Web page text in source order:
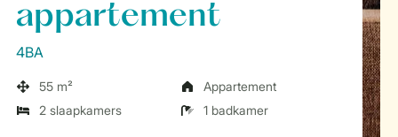
appartement
4BA
55 m²
Appartement
2 slaapkamers
1 badkamer